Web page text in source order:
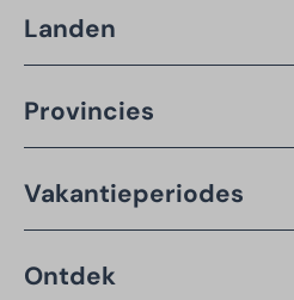
Landen
Provincies
Vakantieperiodes
Ontdek